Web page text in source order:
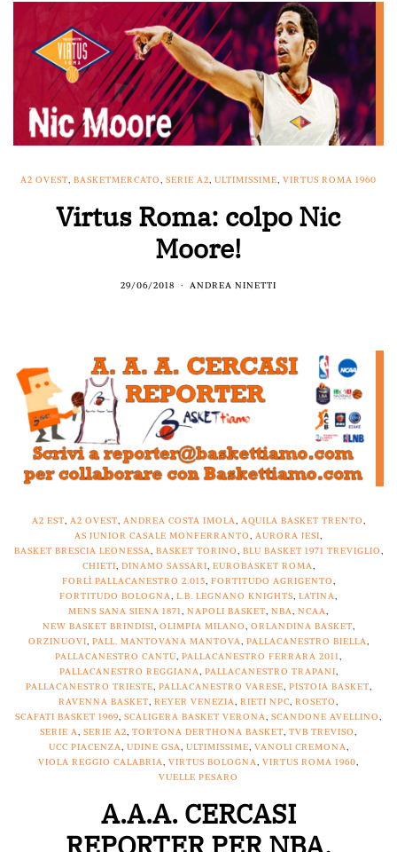
A2 OVEST, BASKETMERCATO, SERIE A2, ULTIMISSIME, VIRTUS ROMA 1960
Virtus Roma: colpo Nic
Moore!
29/06/2018 ANDREA NINETTI
A2 EST, A2 OVEST, ANDREA COSTA IMOLA, AQUILA BASKET TRENTO,
AS JUNIOR CASALE MONFERRANTO, AURORA JESI,
BASKET BRESCIA LEONESSA, BASKET TORINO, BLU BASKET 1971 TREVIGLIO,
CHIETI, DINAMO SASSARI, EUROBASKET ROMA,
FORLÌ PALLACANESTRO 2.015, FORTITUDO AGRIGENTO,
FORTITUDO BOLOGNA, L.B. LEGNANO KNIGHTS, LATINA,
MENS SANA SIENA 1871, NAPOLI BASKET, NBA, NCAA,
NEW BASKET BRINDISI, OLIMPIA MILANO, ORLANDINA BASKET,
ORZINUOVI, PALL. MANTOVANA MANTOVA, PALLACANESTRO BIELLA,
PALLACANESTRO CANTÙ, PALLACANESTRO FERRARA 2011,
PALLACANESTRO REGGIANA, PALLACANESTRO TRAPANI,
PALLACANESTRO TRIESTE, PALLACANESTRO VARESE, PISTOIA BASKET,
RAVENNA BASKET, REYER VENEZIA, RIETI NPC, ROSETO,
SCAFATI BASKET 1969, SCALIGERA BASKET VERONA, SCANDONE AVELLINO,
SERIE A, SERIE A2, TORTONA DERTHONA BASKET, TVB TREVISO,
UCC PIACENZA, UDINE GSA, ULTIMISSIME, VANOLI CREMONA,
VIOLA REGGIO CALABRIA, VIRTUS BOLOGNA, VIRTUS ROMA 1960,
VUELLE PESARO
A.A.A. CERCASI